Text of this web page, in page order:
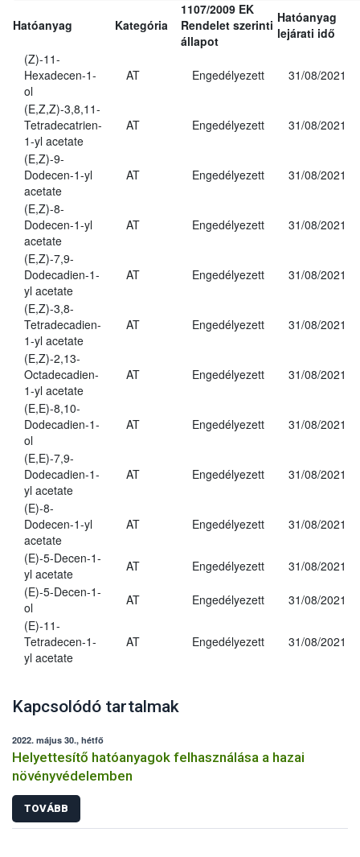
Hatóanyag Kategória
1107/2009 EK
Rendelet szerinti
állapot
Hatóanyag
lejárati idő
(Z)-11-
Hexadecen-1-
ol
AT Engedélyezett 31/08/2021
(E,Z,Z)-3,8,11-
Tetradecatrien-
1-yl acetate
AT Engedélyezett 31/08/2021
(E,Z)-9-
Dodecen-1-yl
acetate
AT Engedélyezett 31/08/2021
(E,Z)-8-
Dodecen-1-yl
acetate
AT Engedélyezett 31/08/2021
(E,Z)-7,9-
Dodecadien-1-
yl acetate
AT Engedélyezett 31/08/2021
(E,Z)-3,8-
Tetradecadien-
1-yl acetate
AT Engedélyezett 31/08/2021
(E,Z)-2,13-
Octadecadien-
1-yl acetate
AT Engedélyezett 31/08/2021
(E,E)-8,10-
Dodecadien-1-
ol
AT Engedélyezett 31/08/2021
(E,E)-7,9-
Dodecadien-1-
yl acetate
AT Engedélyezett 31/08/2021
(E)-8-
Dodecen-1-yl
acetate
AT Engedélyezett 31/08/2021
(E)-5-Decen-1-
yl acetate
AT Engedélyezett
31/08/2021
(E)-5-Decen-1-
ol
AT Engedélyezett
31/08/2021
(E)-11-
Tetradecen-1-
yl acetate
AT Engedélyezett 31/08/2021
Kapcsolódó tartalmak
2022. május 30., hétfő
Helyettesítő hatóanyagok felhasználása a hazai
növényvédelemben
TOVÁBB